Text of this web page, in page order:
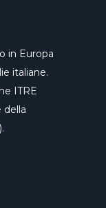
in Europa
italiane.
ITRE
della